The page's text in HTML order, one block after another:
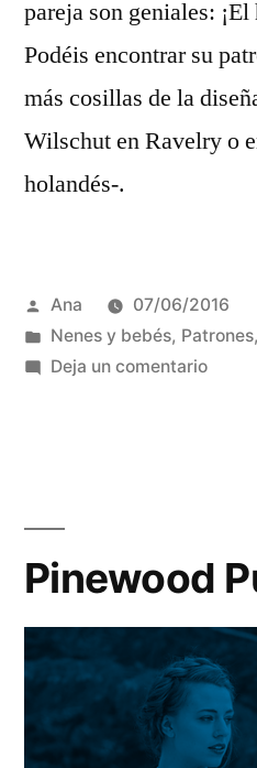
pareja son geniales:
Podéis encontrar su
más cosillas de la
Wilschut en Ravelry o
holandés-.
Publicada
por
Ana
07/06/2016
Publicada
en
Nenes y bebés, Patrones,
Deja un comentarioen
Pinewood